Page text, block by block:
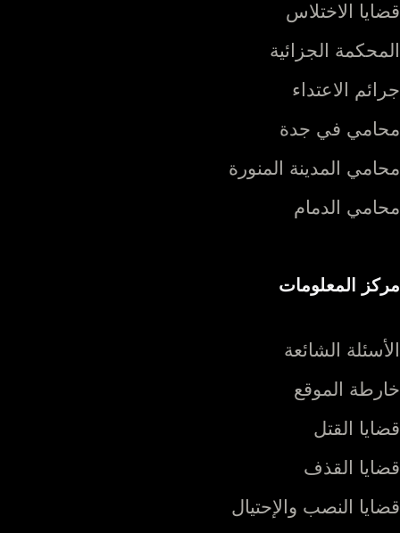
قضايا الاختلاس
المحكمة الجزائية
جرائم الاعتداء
محامي في جدة
محامي المدينة المنورة
محامي الدمام
مركز المعلومات
الأسئلة الشائعة
خارطة الموقع
قضايا القتل
قضايا القذف
قضايا النصب والإحتيال